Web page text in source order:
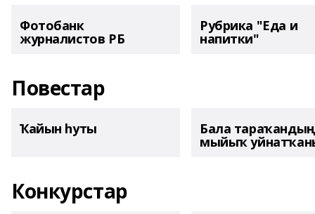
Фотобанк
журналистов РБ
Рубрика "Еда и
напитки"
Повестар
Ҡайын һуты Бала тараҡандың
мыйыҡ
Конкурстар